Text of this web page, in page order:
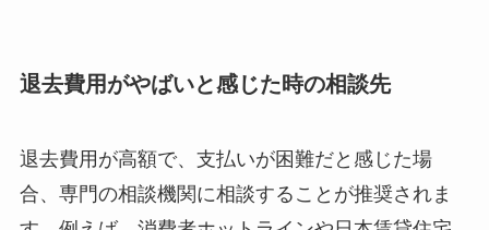
退去費用がやばいと感じた時の相談先
退去費用が高額で、支払いが困難だと感じた場
合、専門の相談機関に相談することが推奨されま